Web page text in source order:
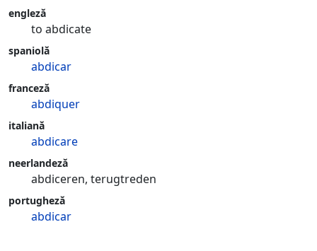
engleză
to abdicate
spaniolă
abdicar
franceză
abdiquer
italiană
abdicare
neerlandeză
abdiceren, terugtreden
portugheză
abdicar